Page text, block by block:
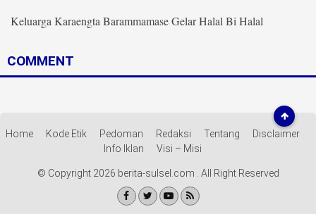
More
Disclaimer
Keluarga Karaengta Barammamase Gelar Halal Bi Halal
COMMENT
Home Kode Etik Pedoman Redaksi Tentang
Disclaimer
Info Iklan
Visi – Misi
© Copyright 2026 berita-sulsel.com . All Right Reserved